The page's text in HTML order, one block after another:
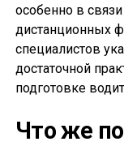
особенно в
дистанционных
специалистов
достаточной
подготовке
Что же